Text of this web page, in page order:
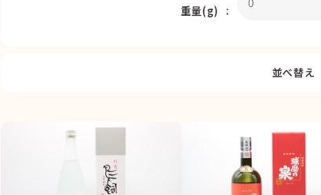
重量(g)
並べ替え